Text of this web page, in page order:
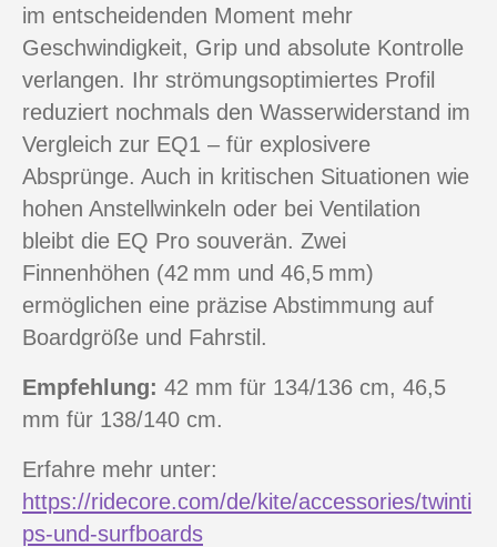
im entscheidenden Moment mehr
Geschwindigkeit, Grip und absolute Kontrolle
verlangen. Ihr strömungsoptimiertes Profil
reduziert nochmals den Wasserwiderstand im
Vergleich zur EQ1 – für explosivere
Absprünge. Auch in kritischen Situationen wie
hohen Anstellwinkeln oder bei Ventilation
bleibt die EQ Pro souverän. Zwei
Finnenhöhen (42 mm und 46,5 mm)
ermöglichen eine präzise Abstimmung auf
Boardgröße und Fahrstil.
Empfehlung: 42 mm für 134/136 cm, 46,5
mm für 138/140 cm.
Erfahre mehr unter:
https://ridecore.com/de/kite/accessories/twinti
ps-und-surfboards